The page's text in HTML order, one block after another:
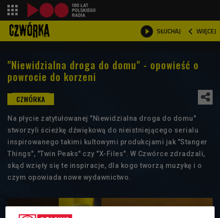
 SŁUCHAJ  WIĘCEJ

"Niewidzialna droga do domu" - opowieść o
powrocie do korzeni
Na płycie zatytułowanej "Niewidzialna droga do domu"
stworzyli ścieżkę dźwiękową do nieistniejącego serialu
inspirowanego takimi kultowymi produkcjami jak "Stanger
Things", "Twin Peaks" czy "X-Files". W Czwórce zdradzali,
skąd wzięły się te inspiracje, dla kogo tworzą muzykę i o
czym opowiada nowe wydawnictwo.